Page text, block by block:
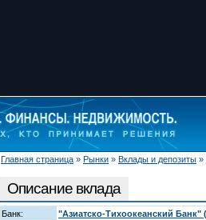
Главная страница » Рынки » Вклады и депозиты »
Описание вклада
Банк:
"Азиатско-Тихоокеанский Банк"